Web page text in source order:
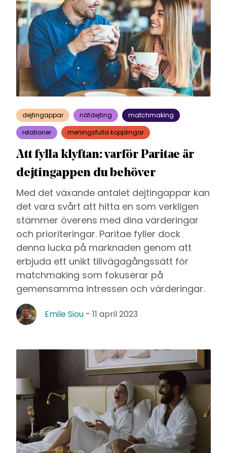
dejtingappar nätdejting
matchmaking
relationer
meningsfulla kopplingar
Att fylla klyftan: varför Paritae är
dejtingappen du behöver
Med det växande antalet dejtingappar kan
det vara svårt att hitta en som verkligen
stämmer överens med dina värderingar
och prioriteringar. Paritae fyller dock
denna lucka på marknaden genom att
erbjuda ett unikt tillvägagångssätt för
matchmaking som fokuserar på
gemensamma intressen och värderingar.
Emile Siou - 11 april 2023